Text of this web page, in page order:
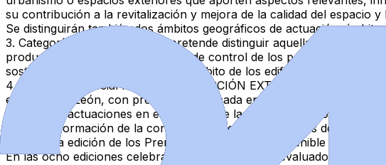
su contribución a la revitalización y mejora de la calidad del espacio
Se distinguirán también dos ámbitos geográficos de actuación:
3.­ Categoría INNOVACIÓN: se pretende distinguir aquellas
productos, desarrollo de sistemas de control de los parámetros
sostenibilidad y la resiliencia en el ámbito de los edificios,
4.­ Categoría especial PREMIO PROYECCIÓN EXTERIOR: al
en Castilla y León, con presencia destacada en el territorio nacional
difusión de actuaciones en el contexto de la mejora de la
Toda la información de la convocatoria de los 9º Premios de
La primera edición de los Premios de Edificación Sostenible se
En las ocho ediciones celebradas, los jurados han evaluado un total